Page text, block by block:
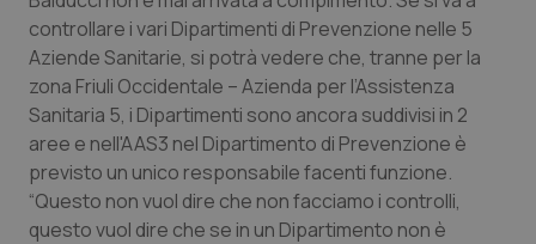
Rene & patologie urogenitali
Salute orale & impianti
Sangue & coagulazione
Tiroide
controllare i vari Dipartimenti di Prevenzione nelle 5
Aziende Sanitarie, si potrà vedere che, tranne per la
zona Friuli Occidentale – Azienda per l’Assistenza
Sanitaria 5, i Dipartimenti sono ancora suddivisi in 2
aree e nell'AAS3 nel Dipartimento di Prevenzione è
previsto un unico responsabile facenti funzione.
“Questo non vuol dire che non facciamo i controlli,
questo vuol dire che se in un Dipartimento non è